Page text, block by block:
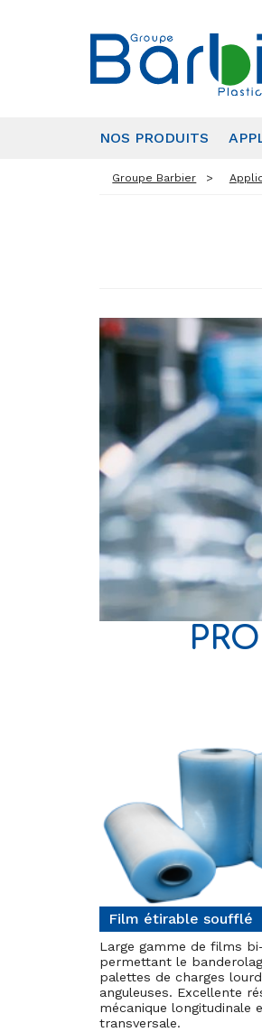
NOS PRODUITS
Groupe Barbier
Film étirable soufflé
Large gamme de films
permettant le
palettes de charges
anguleuses. Excellente
mécanique longitudinale
transversale.